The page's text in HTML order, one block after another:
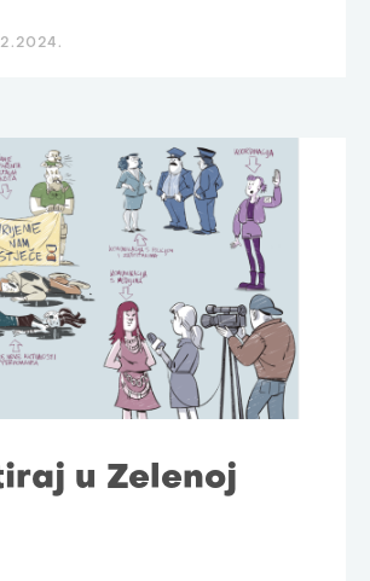
u Zelenoj